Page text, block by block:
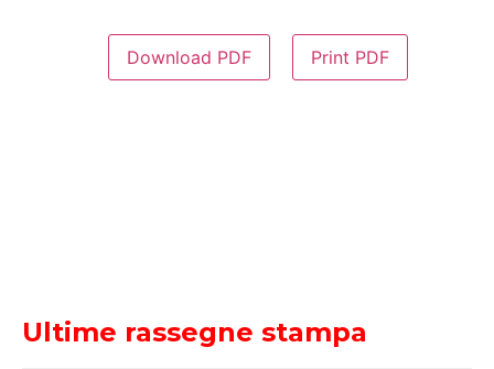
Download PDF Print PDF
Ultime rassegne stampa